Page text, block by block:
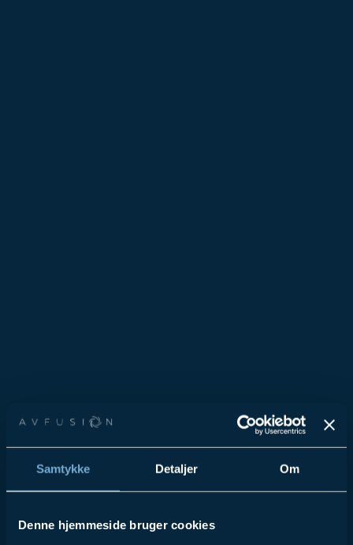
Samtykke Detaljer Om
Denne hjemmeside bruger cookies